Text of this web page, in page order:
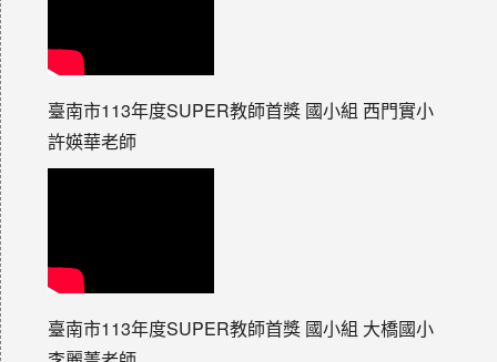
臺南市113年度SUPER教師首獎 國小組 西門實小
許媖華老師
臺南市113年度SUPER教師首獎 國小組 大橋國小